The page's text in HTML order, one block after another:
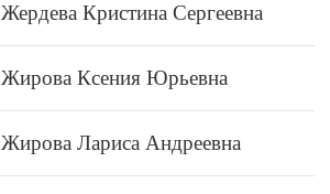
Жердева Кристина Сергеевна
Жирова Ксения Юрьевна
Жирова Лариса Андреевна